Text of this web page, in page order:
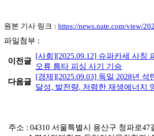
졸업후진로
독일어학습자료
원본 기사 링크 : https://news.nate.com/view/
파일첨부 :
이전글
[사회][2025.09.12] 슈파카세 사칭
오류 틈타 피싱 사기 기승
다음글
[경제][2025.09.03] 독일 2028년 석
달성, 발전량, 저렴한 재생에너지
주소 : 04310 서울특별시 용산구 청파로47